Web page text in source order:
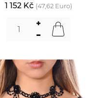
1 152 Kč (47,62 Euro)